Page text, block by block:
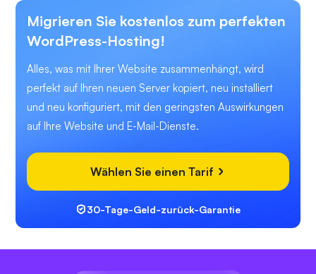
Migrieren Sie kostenlos zum perfekten
WordPress-Hosting!
Alles, was mit Ihrer Website zusammenhängt, wird
perfekt auf Ihren neuen Server kopiert, neu installiert
und neu konfiguriert, mit den geringsten Auswirkungen
auf Ihre Website und E-Mail-Dienste.
Wählen Sie einen Tarif
30-Tage-Geld-zurück-Garantie